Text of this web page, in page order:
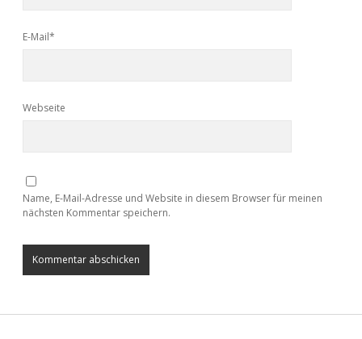
E-Mail*
Webseite
Name, E-Mail-Adresse und Website in diesem Browser für meinen
nächsten Kommentar speichern.